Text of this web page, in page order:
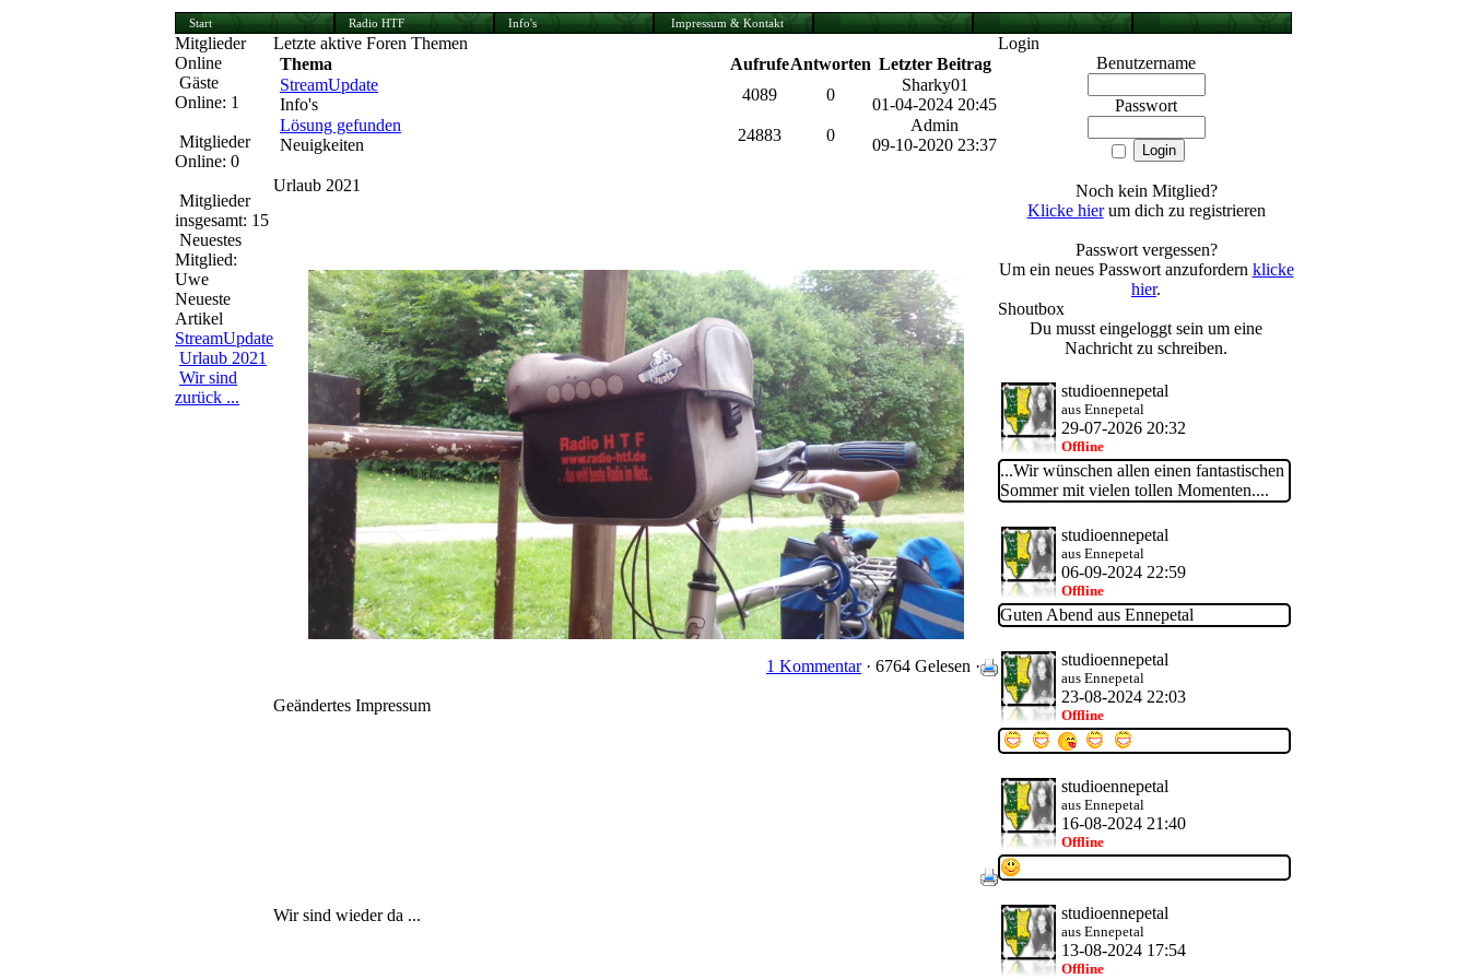
Start Radio HTF Info's Impressum & Kontakt
Mitglieder
Online
Gäste
Online: 1
Mitglieder
Online: 0
Mitglieder
insgesamt: 15
Neuestes
Mitglied:
Uwe
Neueste
Artikel
StreamUpdate
Urlaub 2021
Wir sind
zurück ...
Letzte aktive Foren Themen
Thema
AufrufeAntworten Letzter Beitrag
StreamUpdate
Info's
4089 0
Sharky01
01-04-2024 20:45
Lösung gefunden
Neuigkeiten
24883 0
Admin
09-10-2020 23:37
Urlaub 2021
1 Kommentar· 6764 Gelesen ·
Geändertes Impressum
Wir sind wieder da ...
Login
Benutzername
Passwort
Noch kein Mitglied?
Klicke hierum dich zu registrieren
Passwort vergessen?
Um ein neues Passwort anzufordern klicke
hier.
Shoutbox
Du musst eingeloggt sein um eine
Nachricht zu schreiben.
studioennepetal
aus Ennepetal
29-07-2026 20:32
Offline
...Wir wünschen allen einen fantastischen
Sommer mit vielen tollen Momenten....
studioennepetal
aus Ennepetal
06-09-2024 22:59
Offline
Guten Abend aus Ennepetal
studioennepetal
aus Ennepetal
23-08-2024 22:03
Offline
studioennepetal
aus Ennepetal
16-08-2024 21:40
Offline
studioennepetal
aus Ennepetal
13-08-2024 17:54
Offline